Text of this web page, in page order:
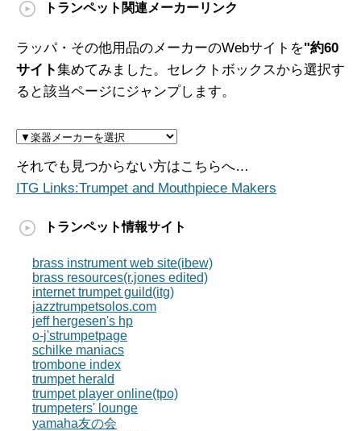
トランペット関連メーカーリンク
ラッパ・その他用品のメーカーのWebサイトを"約60
サイト集めてみました。セレクトボックスから選択す
ると該当ページにジャンプします。
それでも見つからない方はこちらへ…
ITG Links:Trumpet and Mouthpiece Makers
トランペット情報サイト
brass instrument web site(ibew)
brass resources(r.jones edited)
internet trumpet guild(itg)
jazztrumpetsolos.com
jeff hergesen's hp
o-j'strumpetpage
schilke maniacs
trombone index
trumpet herald
trumpet player online(tpo)
trumpeters' lounge
yamaha友の会